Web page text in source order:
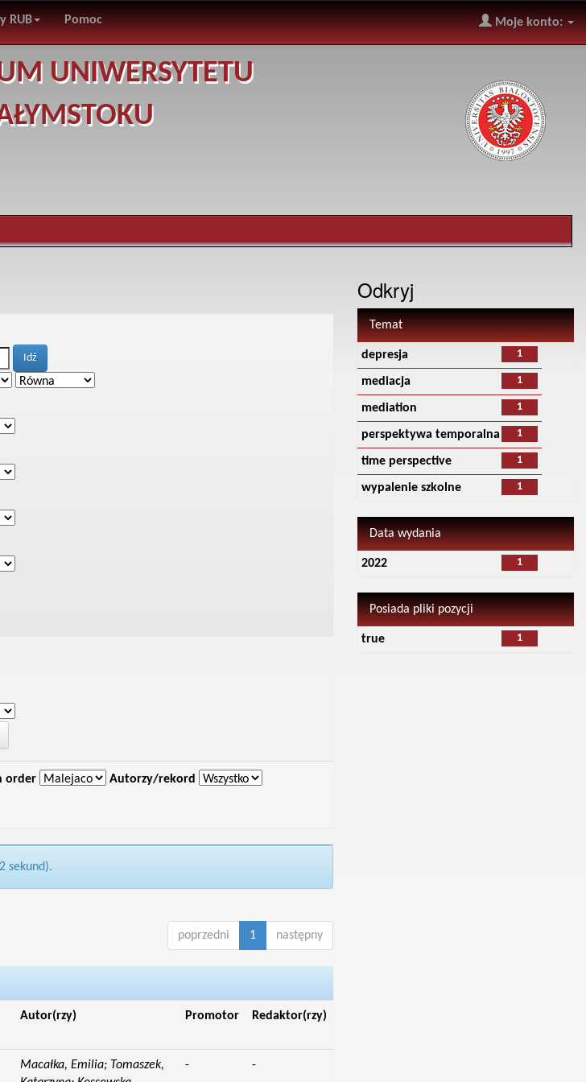
RUB Pomoc Moje konto:
UNIWERSYTETU
order Autorzy/rekord
sekund).
poprzedni 1 następny
Autor(rzy) Promotor Redaktor(rzy)
Macałka, Emilia; Tomaszek,
- -
Odkryj
Temat
1
depresja
1
mediacja
1
mediation
1
perspektywa temporalna
1
time perspective
1
wypalenie szkolne
Data wydania
1
2022
Posiada pliki pozycji
1
true